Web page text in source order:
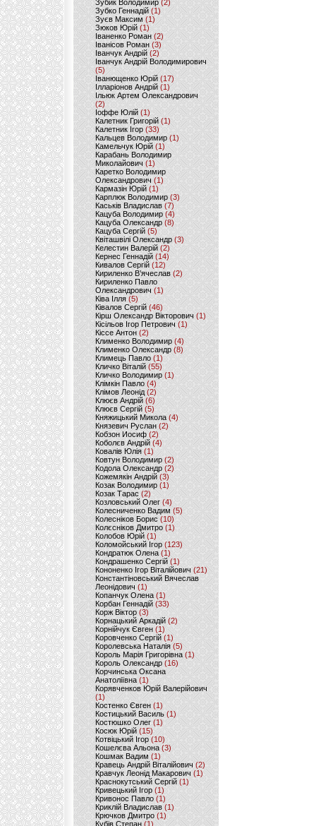
Зубик Володимир (2)
Зубко Геннадій (1)
Зуєв Максим(1)
Зюков Юрій (1)
Іваненко Роман (2)
Іванісов Роман (3)
Іванчук Андрій(2)
Іванчук Андрій Володимирович
(5)
Іванющенко Юрій (17)
Ілларіонов Андрій (1)
Ільюк Артем Олександрович
(2)
Іоффе Юлій (1)
Калетник Григорій(1)
Калетник Ігор (33)
Кальцев Володимир(1)
Камельчук Юрій (1)
Карабань Володимир
Миколайович (1)
Каретко Володимир
Олександрович (1)
Кармазін Юрій(1)
Карплюк Володимир(3)
Каськів Владислав (7)
Кацуба Володимир (4)
Кацуба Олександр (8)
Кацуба Сергій (5)
Квіташвілі Олександр(3)
Келестин Валерій(2)
Кернес Геннадій (14)
Кивалов Сергій (12)
Кириленко В’ячеслав (2)
Кириленко Павло
Олександрович (1)
Ківа Ілля (5)
Ківалов Сергій(46)
Кірш Олександр Вікторович (1)
Кісільов Ігор Петрович (1)
Кіссе Антон (2)
Клименко Володимир(4)
Клименко Олександр (8)
Климець Павло (1)
Кличко Віталій(55)
Кличко Володимир (1)
Клімкін Павло (4)
Клімов Леонід(2)
Клюєв Андрій(6)
Клюєв Сергій (5)
Княжицький Микола(4)
Князевич Руслан (2)
Кобзон Иосиф(2)
Коболєв Андрій (4)
Ковалів Юлія(1)
Ковтун Володимир (2)
Кодола Олександр (2)
Кожемякін Андрій (3)
Козак Володимир (1)
Козак Тарас (2)
Козловський Олег(4)
Колесниченко Вадим (5)
Колесніков Борис (10)
Колєсніков Дмитро (1)
Колобов Юрій (1)
Коломойський Ігор (123)
Кондратюк Олена(1)
Кондрашенко Сергій (1)
Кононенко Ігор Віталійович (21)
Константіновський Вячеслав
Леонідович (1)
Копанчук Олена (1)
Корбан Геннадій (33)
Корж Віктор (3)
Корнацький Аркадій (2)
Корнійчук Євген (1)
Коровченко Сергій (1)
Королевська Наталія(5)
Король Марія Григорівна (1)
Король Олександр (16)
Корчинська Оксана
Анатоліївна (1)
Корявченков Юрій Валерійович
(1)
Костенко Євген (1)
Костицький Василь (1)
Костюшко Олег (1)
Косюк Юрій (15)
Котвіцький Ігор (10)
Кошелєва Альона(3)
Кошмак Вадим (1)
Кравець Андрій Віталійович (2)
Кравчук Леонід Макарович (1)
Краснокутський Сергій (1)
Кривецький Ігор (1)
Кривонос Павло (1)
Криклій Владислав (1)
Крючков Дмитро(1)
Кубів Степан(1)